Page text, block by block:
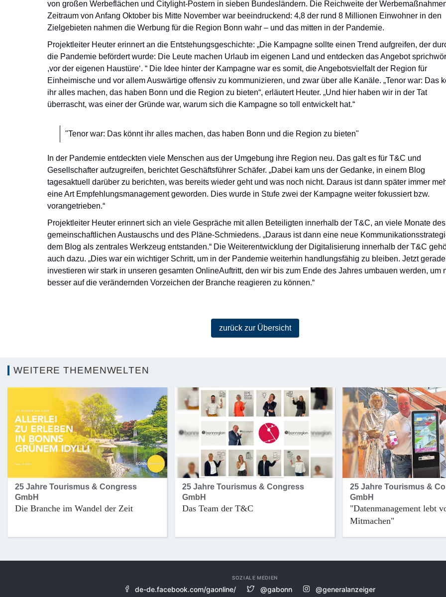
von großen Werbeflächen und Citylight-Postern in sieben Bundesländern. Die Reichweite der
Zeitraum von Anfang Oktober bis Mitte November war beeindruckend: 4,8 der rund 8 Millionen Einwohner in den
Zielgebieten nahmen die Werbung für die Region Bonn wahr – und das mitten in der Pandemie.
Projektleiter Heuter erinnert an die Entstehungsgeschichte: „Die Kampagne sollte einen Trend aufgreifen, der
die Pandemie befördert wurde: Die Leute machen Urlaub im eigenen Land und entdecken das Angebot
,vor der eigenen Haustüre‘. “ Die Idee hinter der Kampagne war es somit, die Angebotsvielfalt der Region für
Einheimische und vor allem Auswärtige offensiv zu kommunizieren, und zwar über alle Kanäle. „Tenor war: Das
ihr alles machen, das haben Bonn und die Region zu bieten“, erläutert Heuter. „Und hier haben wir in der Tat
überrascht, was einer der Gründe war, warum sich die Kampagne so toll entwickelt hat.“
"Tenor war: Das könnt ihr alles machen, das haben Bonn und die Region zu bieten"
In der Pandemie entdeckten viele Menschen aus der Umgebung ihre Region neu. Das galt es für T&C und
Gesellschafter aufzugreifen, berichtet Geschäftsführer Schäfer. „Dabei kam uns der Gedanke, in einem Blog
tagesaktuell darüber zu berichten, was bereits wieder geht und was noch nicht. Daraus ist dann später immer
eine Art Empfehlungsmanagement geworden. Dies wurde in Stufe zwei der Kampagne weiter fokussiert bzw.
vorangetrieben.“
Projektleiter Heuter erinnert sich an viele Gespräche mit allen Beteiligten innerhalb der T&C, an viele Monate des
gemeinschaftlichen Austauschs und des Pläne-Schmiedens. „Daraus ist dann eine neue
dem Blog als zentrales Werkzeug entstanden.“ Die Weiterentwicklung der Digitalisierung innerhalb der T&C
auch dazu. „Dies war ein wichtiger Schritt, um in der Pandemie weiterhin handlungsfähig zu bleiben. Jetzt gerade
investieren wir stark in unseren gesamten OnlineAuftritt, den wir bis zum Ende des Jahres umbauen werden, um
besser auf die verändernden Vorzeichen der Branche reagieren zu können.“
zurück zur Übersicht
WEITERE THEMENWELTEN
25 Jahre Tourismus & Congress
GmbH
Die Branche im Wandel der Zeit
25 Jahre Tourismus & Congress
GmbH
Das Team der T&C
25 Jahre Tourismus &
GmbH
"Datenmanagement lebt
Mitmachen"
SOZIALE MEDIEN
de-de.facebook.com/gaonline/ @gabonn @generalanzeiger